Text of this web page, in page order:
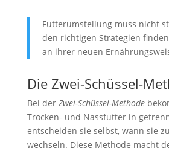
Futterumstellung muss nicht
den richtigen Strategien
an ihrer neuen
Die Zwei-Schüssel-
Bei der Zwei-Schüssel-Methode
Trocken- und Nassfutter in
entscheiden sie selbst, wann sie
wechseln. Diese Methode macht